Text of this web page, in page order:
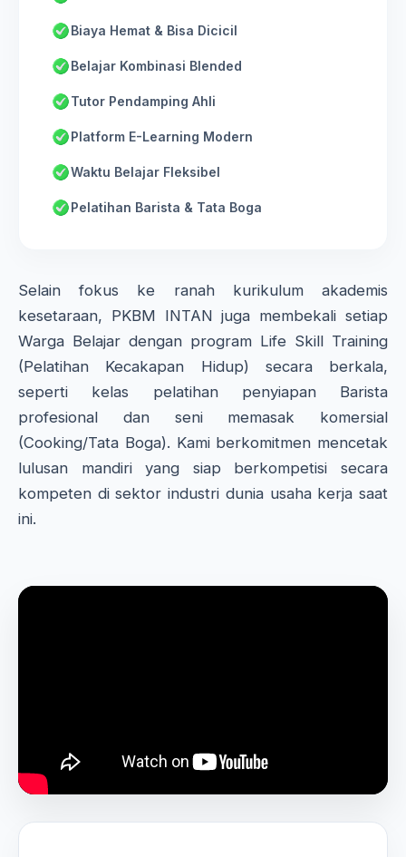
Biaya Hemat & Bisa Dicicil
Belajar Kombinasi Blended
Tutor Pendamping Ahli
Platform E-Learning Modern
Waktu Belajar Fleksibel
Pelatihan Barista & Tata Boga
Selain fokus ke ranah kurikulum akademis
kesetaraan, PKBM INTAN juga membekali setiap
Warga Belajar dengan program Life Skill Training
(Pelatihan Kecakapan Hidup) secara berkala,
seperti kelas pelatihan penyiapan Barista
profesional dan seni memasak komersial
(Cooking/Tata Boga). Kami berkomitmen mencetak
lulusan mandiri yang siap berkompetisi secara
kompeten di sektor industri dunia usaha kerja saat
ini.